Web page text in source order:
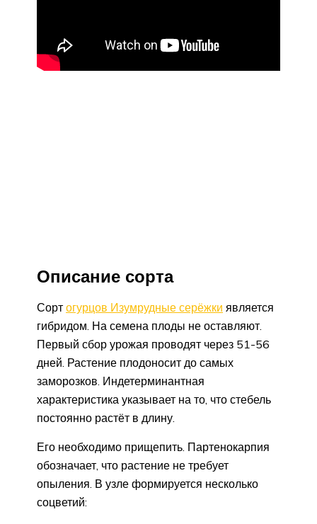
Описание сорта
Сорт огурцов Изумрудные серёжки является
гибридом. На семена плоды не оставляют.
Первый сбор урожая проводят через 51-56
дней. Растение плодоносит до самых
заморозков. Индетерминантная
характеристика указывает на то, что стебель
постоянно растёт в длину.
Его необходимо прищепить. Партенокарпия
обозначает, что растение не требует
опыления. В узле формируется несколько
соцветий: